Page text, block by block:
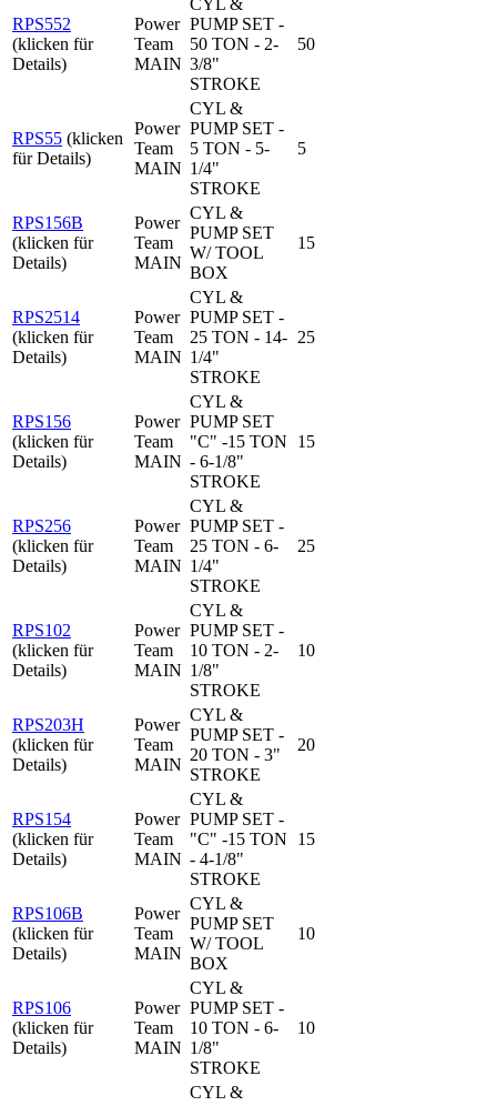
RPS552
(klicken für
Details)
Power
Team
MAIN
CYL &
PUMP SET -
50 TON - 2-
3/8"
STROKE
50
RPS55 (klicken
für Details)
Power
Team
MAIN
CYL &
PUMP SET -
5 TON - 5-
1/4"
STROKE
5
RPS156B
(klicken für
Details)
Power
Team
MAIN
CYL &
PUMP SET
W/ TOOL
BOX
15
RPS2514
(klicken für
Details)
Power
Team
MAIN
CYL &
PUMP SET -
25 TON - 14-
1/4"
STROKE
25
RPS156
(klicken für
Details)
Power
Team
MAIN
CYL &
PUMP SET
"C" -15 TON
- 6-1/8"
STROKE
15
RPS256
(klicken für
Details)
Power
Team
MAIN
CYL &
PUMP SET -
25 TON - 6-
1/4"
STROKE
25
RPS102
(klicken für
Details)
Power
Team
MAIN
CYL &
PUMP SET -
10 TON - 2-
1/8"
STROKE
10
RPS203H
(klicken für
Details)
Power
Team
MAIN
CYL &
PUMP SET -
20 TON - 3"
STROKE
20
RPS154
(klicken für
Details)
Power
Team
MAIN
CYL &
PUMP SET -
"C" -15 TON
- 4-1/8"
STROKE
15
RPS106B
(klicken für
Details)
Power
Team
MAIN
CYL &
PUMP SET
W/ TOOL
BOX
10
RPS106
(klicken für
Details)
Power
Team
MAIN
CYL &
PUMP SET -
10 TON - 6-
1/8"
STROKE
10
CYL &